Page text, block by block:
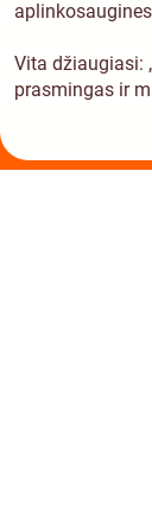
Vita džiaugiasi:
prasmingas ir